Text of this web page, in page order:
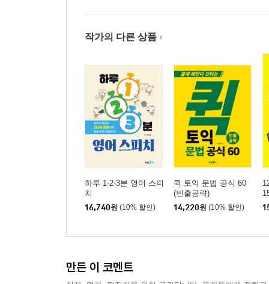
작가의 다른 상품
하루 1·2·3분 영어 스피
치
16,740원 (10% 할인)
퀵 토익 문법 공식 60
(빈출공략)
14,220원 (10% 할인)
만든 이 코멘트